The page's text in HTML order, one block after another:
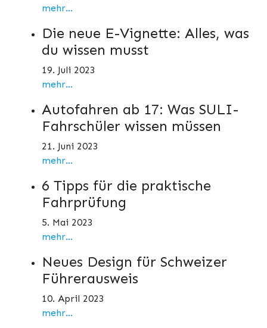
mehr...
Die neue E-Vignette: Alles, was
du wissen musst
19. Juli 2023
mehr...
Autofahren ab 17: Was SULI-
Fahrschüler wissen müssen
21. Juni 2023
mehr...
6 Tipps für die praktische
Fahrprüfung
5. Mai 2023
mehr...
Neues Design für Schweizer
Führerausweis
10. April 2023
mehr...